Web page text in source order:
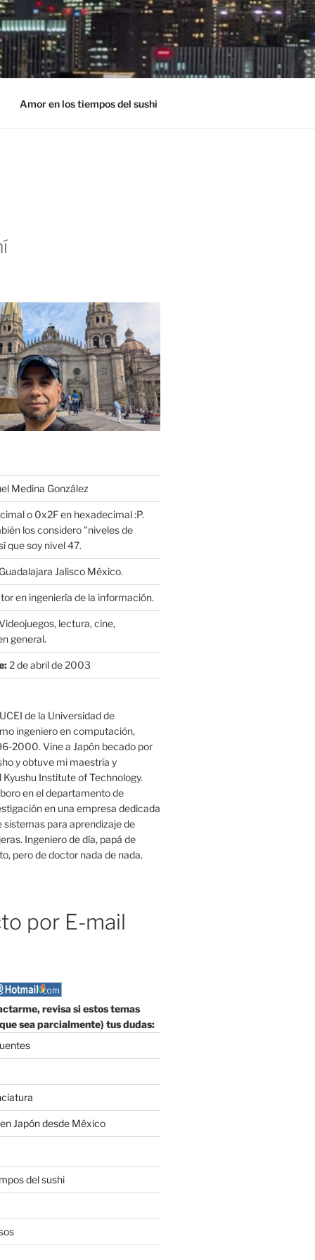
Amor en los tiempos del sushi
Medina González
o 0x2F en hexadecimal :P.
los considero "niveles de
que soy nivel 47.
Jalisco México.
en ingeniería de la información.
lectura, cine,
general.
2 de abril de 2003
de la Universidad de
ingeniero en computación,
2000. Vine a Japón becado por
y obtuve mi maestría y
Institute of Technology.
en el departamento de
en una empresa dedicada
sistemas para aprendizaje de
Ingeniero de día, papá de
pero de doctor nada de nada.
por E-mail
revisa si estos temas
sea parcialmente) tus dudas:
Japón desde México
del sushi